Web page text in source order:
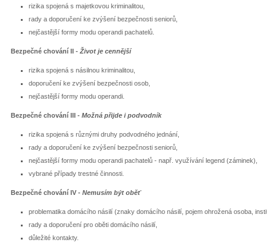
rizika spojená s majetkovou kriminalitou,
rady a doporučení ke zvýšení bezpečnosti seniorů,
nejčastější formy modu operandi pachatelů.
Bezpečné chování II - Život je cennější
rizika spojená s násilnou kriminalitou,
doporučení ke zvýšení bezpečnosti osob,
nejčastější formy modu operandi.
Bezpečné chování III - Možná přijde i podvodník
rizika spojená s různými druhy podvodného jednání,
rady a doporučení ke zvýšení bezpečnosti seniorů,
nejčastější formy modu operandi pachatelů - např. využívání legend (záminek),
vybrané případy trestné činnosti.
Bezpečné chování IV - Nemusím být oběť
problematika domácího násilí (znaky domácího násilí, pojem ohrožená osoba,
rady a doporučení pro oběti domácího násilí,
důležité kontakty.